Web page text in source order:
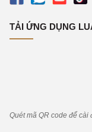
TẢI ỨNG DỤNG
Quét mã QR code để cài